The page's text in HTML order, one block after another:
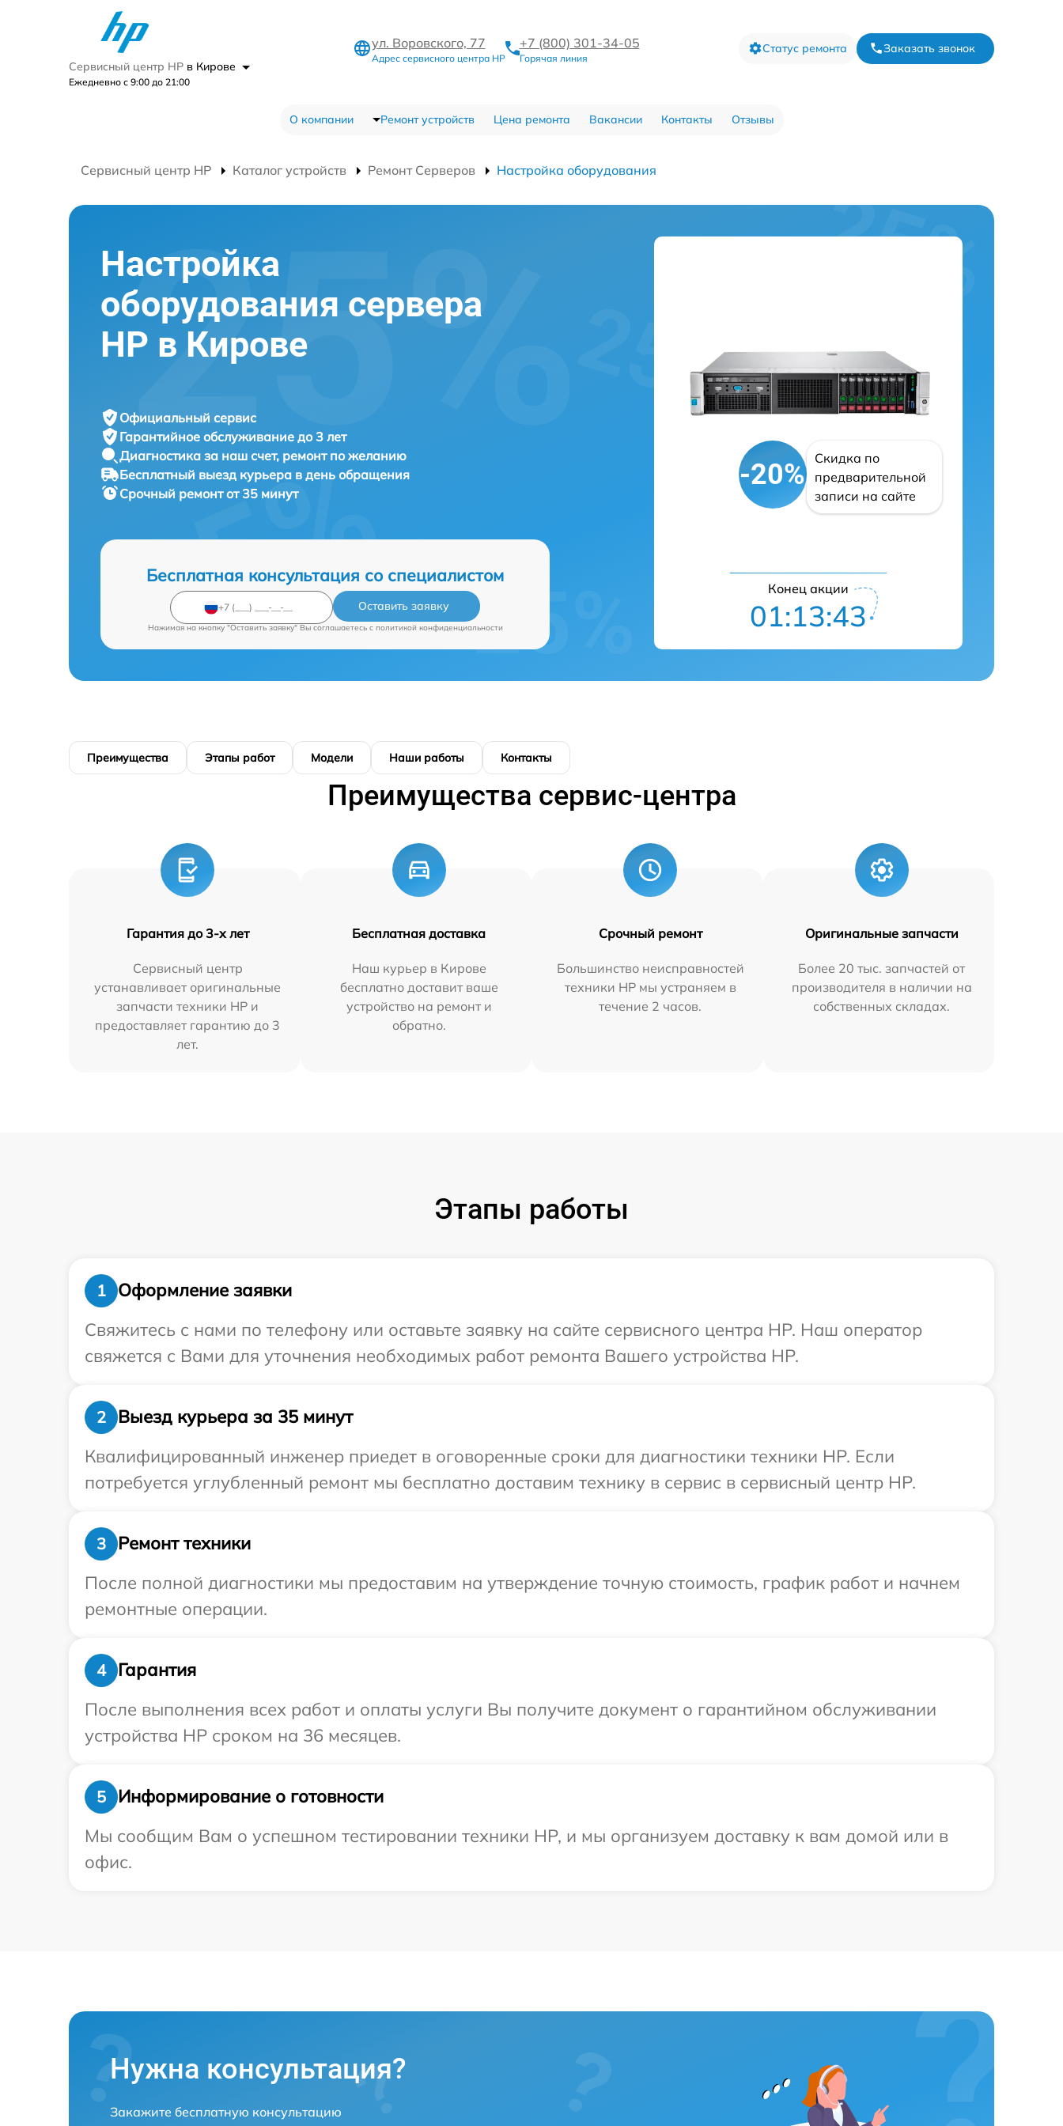
Сервисный центр HP в Кирове
Ежедневно с 9:00 до 21:00
ул. Воровского, 77
Адрес сервисного центра HP
+7 (800) 301-34-05
Горячая линия
Статус ремонта Заказать звонок
О компании Ремонт устройств Цена ремонта Вакансии Контакты Отзывы
Сервисный центр HP Каталог устройств Ремонт Серверов Настройка оборудования
Настройка
оборудования сервера
HP в Кирове
Официальный сервис
Гарантийное обслуживание до 3 лет
Диагностика за наш счет, ремонт по желанию
Бесплатный выезд курьера в день обращения
Срочный ремонтот 35 минут
Бесплатная консультация со специалистом
Оставить заявку
Нажимая на кнопку "Оставить заявку" Вы соглашаетесь c политикой конфиденциальности
-20%
Скидка по
предварительной
записи на сайте
Конец акции
01:13:42
Преимущества Этапы работ Модели Наши работы Контакты
Преимущества сервис-центра
Гарантия до 3-х лет
Сервисный центр
устанавливает оригинальные
запчасти техники HP и
предоставляет гарантию до 3
лет.
Бесплатная доставка
Наш курьер в Кирове
бесплатно доставит ваше
устройство на ремонт и
обратно.
Срочный ремонт
Большинство неисправностей
техники HP мы устраняем в
течение 2 часов.
Оригинальные запчасти
Более 20 тыс. запчастей от
производителя в наличии на
собственных складах.
Этапы работы
1
Оформление заявки
Свяжитесь с нами по телефону или оставьте заявку на сайте сервисного центра HP. Наш оператор
свяжется с Вами для уточнения необходимых работ ремонта Вашего устройства HP.
2
Выезд курьера за 35 минут
Квалифицированный инженер приедет в оговоренные сроки для диагностики техники HP. Если
потребуется углубленный ремонт мы бесплатно доставим технику в сервис в сервисный центр HP.
3
Ремонт техники
После полной диагностики мы предоставим на утверждение точную стоимость, график работ и начнем
ремонтные операции.
4
Гарантия
После выполнения всех работ и оплаты услуги Вы получите документ о гарантийном обслуживании
устройства HP сроком на 36 месяцев.
5
Информирование о готовности
Мы сообщим Вам о успешном тестировании техники HP, и мы организуем доставку к вам домой или в
офис.
Нужна консультация?
Закажите бесплатную консультацию